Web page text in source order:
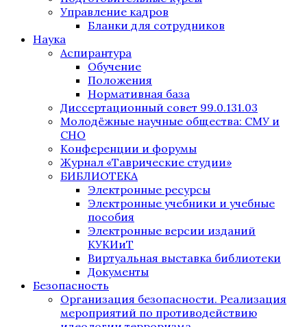
Управление кадров
Бланки для сотрудников
Наука
Аспирантура
Обучение
Положения
Нормативная база
Диссертационный совет 99.0.131.03
Молодёжные научные общества: СМУ и
СНО
Конференции и форумы
Журнал «Таврические студии»
БИБЛИОТЕКА
Электронные ресурсы
Электронные учебники и учебные
пособия
Электронные версии изданий
КУКИиТ
Виртуальная выставка библиотеки
Документы
Безопасность
Организация безопасности. Реализация
мероприятий по противодействию